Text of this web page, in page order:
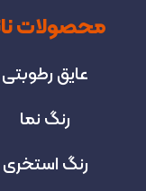
محصولات
عایق رطوبتی
رنگ نما
رنگ استخری